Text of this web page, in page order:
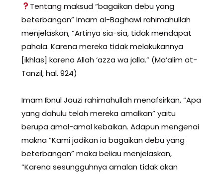
Tentang maksud “bagaikan debu yang
beterbangan” Imam al-Baghawi rahimahullah
menjelaskan, “Artinya sia-sia, tidak mendapat
pahala. Karena mereka tidak melakukannya
[ikhlas] karena Allah ‘azza wa jalla.” (Ma’alim at-
Tanzil, hal. 924)
Imam Ibnul Jauzi rahimahullah menafsirkan, “Apa
yang dahulu telah mereka amalkan” yaitu
berupa amal-amal kebaikan. Adapun mengenai
makna “Kami jadikan ia bagaikan debu yang
beterbangan” maka beliau menjelaskan,
“Karena sesungguhnya amalan tidak akan